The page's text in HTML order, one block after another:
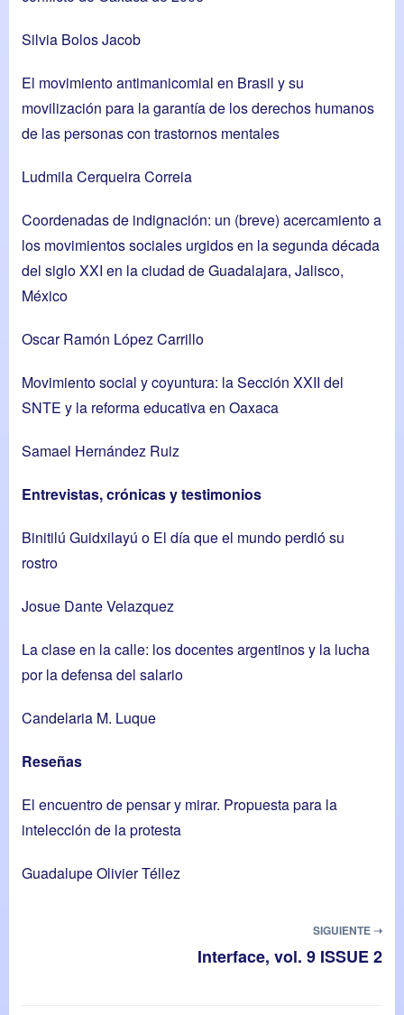
Silvia Bolos Jacob
El movimiento antimanicomial en Brasil y su
movilización para la garantía de los derechos humanos
de las personas con trastornos mentales
Ludmila Cerqueira Correia
Coordenadas de indignación: un (breve) acercamiento a
los movimientos sociales urgidos en la segunda década
del siglo XXI en la ciudad de Guadalajara, Jalisco,
México
Oscar Ramón López Carrillo
Movimiento social y coyuntura: la Sección XXII del
SNTE y la reforma educativa en Oaxaca
Samael Hernández Ruiz
Entrevistas, crónicas y testimonios
Binitilú Guidxilayú o El día que el mundo perdió su
rostro
Josue Dante Velazquez
La clase en la calle: los docentes argentinos y la lucha
por la defensa del salario
Candelaria M. Luque
Reseñas
El encuentro de pensar y mirar. Propuesta para la
intelección de la protesta
Guadalupe Olivier Téllez
SIGUIENTE ➝
Interface, vol. 9 ISSUE 2